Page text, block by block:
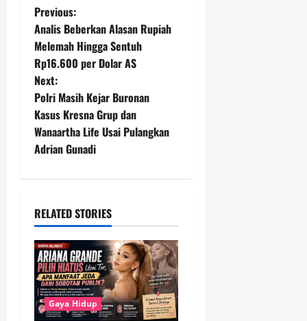
P
o
s
t
n
a
i
g
a
t
Previous:
Analis Beberkan Alasan Rupiah
Melemah Hingga Sentuh
Rp16.600 per Dolar AS
Next:
Polri Masih Kejar Buronan
Kasus Kresna Grup dan
Wanaartha Life Usai Pulangkan
Adrian Gunadi
RELATED STORIES
Gaya Hidup